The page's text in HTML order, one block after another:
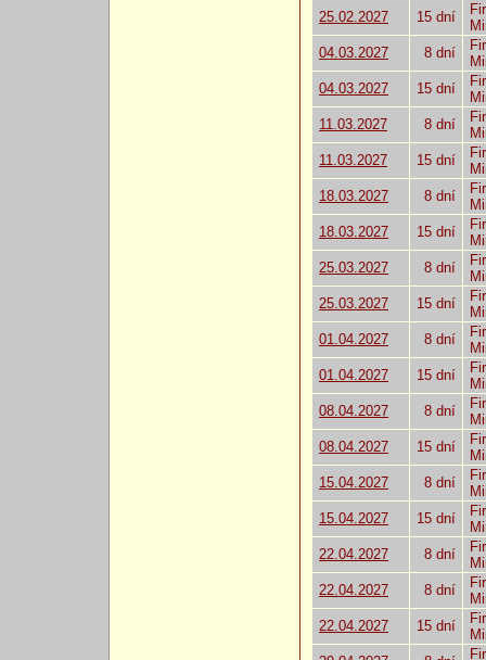
25.02.2027
15 dní
04.03.2027
8 dní
04.03.2027
15 dní
11.03.2027
8 dní
11.03.2027
15 dní
18.03.2027
8 dní
18.03.2027
15 dní
25.03.2027
8 dní
25.03.2027
15 dní
01.04.2027
8 dní
01.04.2027
15 dní
08.04.2027
8 dní
08.04.2027
15 dní
15.04.2027
8 dní
15.04.2027
15 dní
22.04.2027
8 dní
22.04.2027
8 dní
22.04.2027
15 dní